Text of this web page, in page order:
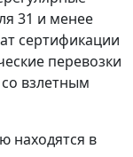
31 и менее
сертификации
перевозки
взлетным
находятся в